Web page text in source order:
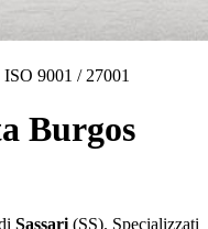
ISO 9001 / 27001
Burgos
Sassari (SS). Specializzati